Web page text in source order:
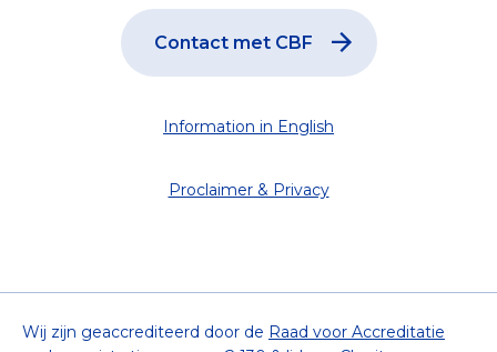
Contact met CBF
Information in English
Proclaimer & Privacy
Wij zijn geaccrediteerd door de Raad voor Accreditatie